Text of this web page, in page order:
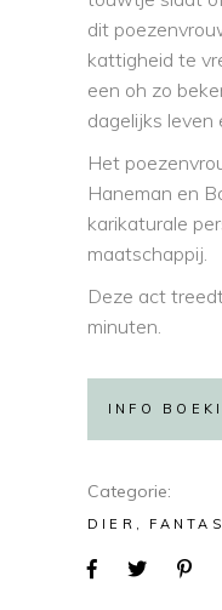
dit
kattigheid te
een oh zo
dagelijks leven
Het
Haneman en
karikaturale
maatschappij.
Deze act
minuten.
INFO
Categorie
DIER